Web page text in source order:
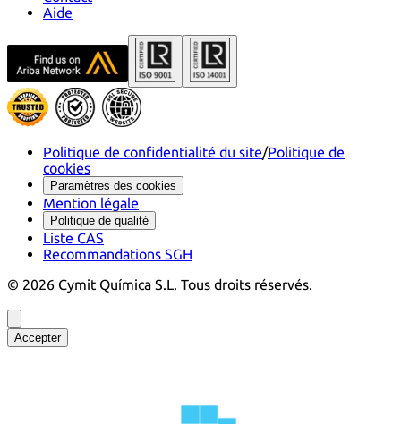
Aide
Politique de confidentialité du site/Politique de
cookies
Paramètres des cookies
Mention légale
Politique de qualité
Liste CAS
Recommandations SGH
© 2026 Cymit Química S.L. Tous droits réservés.
Accepter